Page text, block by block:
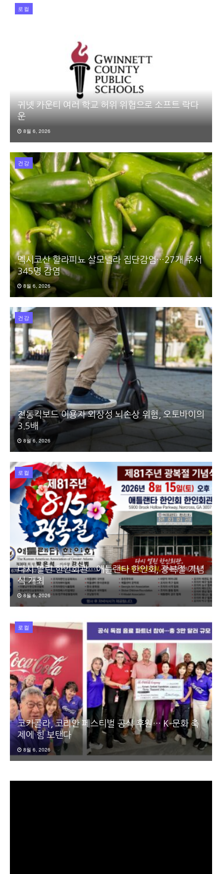
로컬
귀넷 카운티 여러 학교 허위 위협으로 소프트 락다
운
8월 6, 2026
건강
멕시코산 할라피뇨 살모넬라 집단감염…27개 주서
345명 감염
8월 6, 2026
건강
전동킥보드 이용자 외상성 뇌손상 위험, 오토바이의
3.5배
8월 6, 2026
로컬
다시 열린 한인회관…애틀랜타 한인회, 광복절 기념
식 개최
8월 6, 2026
로컬
코카콜라, 코리안 페스티벌 공식 후원… K-문화 축
제에 힘 보탠다
8월 6, 2026